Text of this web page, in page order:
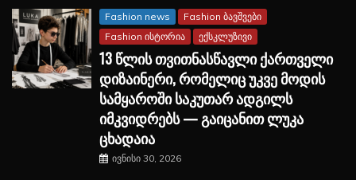
Fashion news
Fashion ბავშვები
Fashion ისტორია
ექსკლუზივი
13 წლის თვითნასწავლი ქართველი
დიზაინერი, რომელიც უკვე მოდის
სამყაროში საკუთარ ადგილს
იმკვიდრებს — გაიცანით ლუკა
ცხადაია
ივნისი 30, 2026